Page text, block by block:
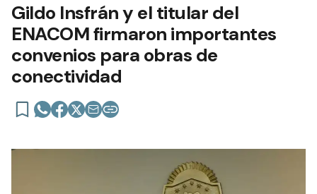
Gildo Insfrán y el titular del
ENACOM firmaron importantes
convenios para obras de
conectividad